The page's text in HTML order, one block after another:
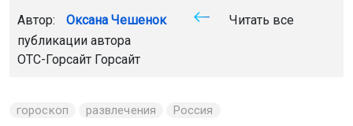
Автор: Оксана Чешенок
Читать все
публикации автора
ОТС-Горсайт Горсайт
гороскоп развлечения Россия